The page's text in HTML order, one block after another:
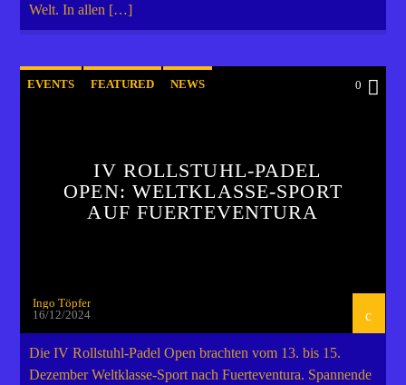
Welt. In allen […]
EVENTS FEATURED NEWS 0
IV ROLLSTUHL-PADEL
OPEN: WELTKLASSE-SPORT
AUF FUERTEVENTURA
Ingo Töpfer
16/12/2024
Die IV Rollstuhl-Padel Open brachten vom 13. bis 15.
Dezember Weltklasse-Sport nach Fuerteventura. Spannende